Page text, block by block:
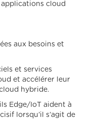
cloud
aux besoins et
et services
et accélérer leur
hybride.
Edge/IoT aident à
lorsqu’il s’agit de